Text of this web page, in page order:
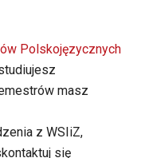
Polskojęzycznych
masz
z WSIiZ,
się